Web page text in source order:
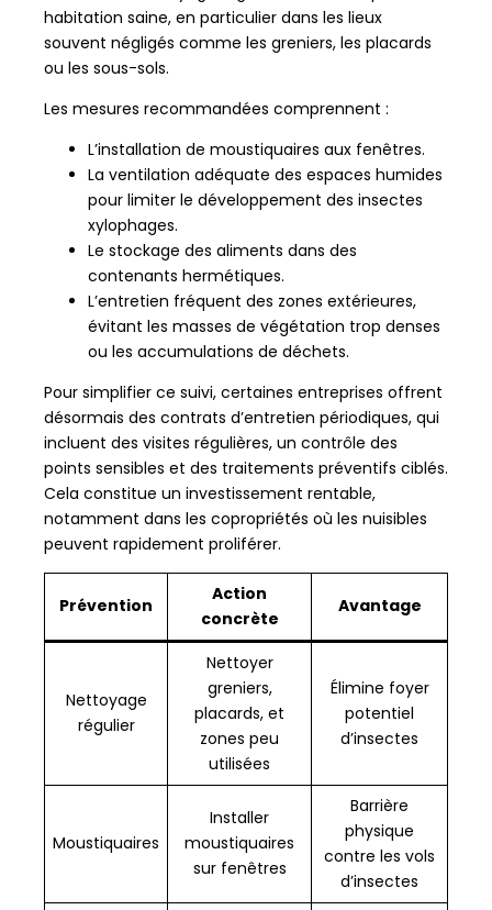
habitation saine, en particulier dans les lieux
souvent négligés comme les greniers, les placards
ou les sous-sols.
Les mesures recommandées comprennent :
L’installation de moustiquaires aux fenêtres.
La ventilation adéquate des espaces humides
pour limiter le développement des insectes
xylophages.
Le stockage des aliments dans des
contenants hermétiques.
L’entretien fréquent des zones extérieures,
évitant les masses de végétation trop denses
ou les accumulations de déchets.
Pour simplifier ce suivi, certaines entreprises offrent
désormais des contrats d’entretien périodiques, qui
incluent des visites régulières, un contrôle des
points sensibles et des traitements préventifs ciblés.
Cela constitue un investissement rentable,
notamment dans les copropriétés où les nuisibles
peuvent rapidement proliférer.
Prévention
Action
concrète
Avantage
Nettoyage
régulier
Nettoyer
greniers,
placards, et
zones peu
utilisées
Élimine foyer
potentiel
d’insectes
Moustiquaires
Installer
moustiquaires
sur fenêtres
Barrière
physique
contre les vols
d’insectes